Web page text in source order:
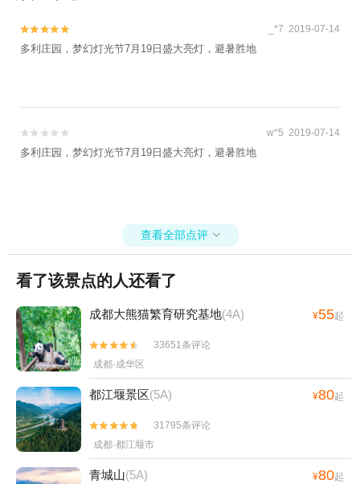

 _*7 2019-07-14
多利庄园，梦幻灯光节7月19日盛大亮灯，避暑胜地

 w*5 2019-07-14
多利庄园，梦幻灯光节7月19日盛大亮灯，避暑胜地
查看全部点评 
看了该景点的人还看了
成都大熊猫繁育研究基地(4A) ¥55起


33651条评论
成都·成华区
都江堰景区(5A) ¥80起


31795条评论
成都·都江堰市
青城山(5A) ¥80起